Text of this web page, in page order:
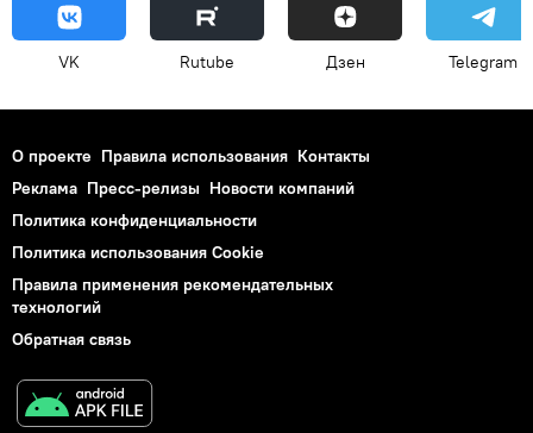
VK Rutube Дзен Telegram
О проекте Правила использования Контакты
Реклама Пресс-релизы Новости компаний
Политика конфиденциальности
Политика использования Cookie
Правила применения рекомендательных
технологий
Обратная связь